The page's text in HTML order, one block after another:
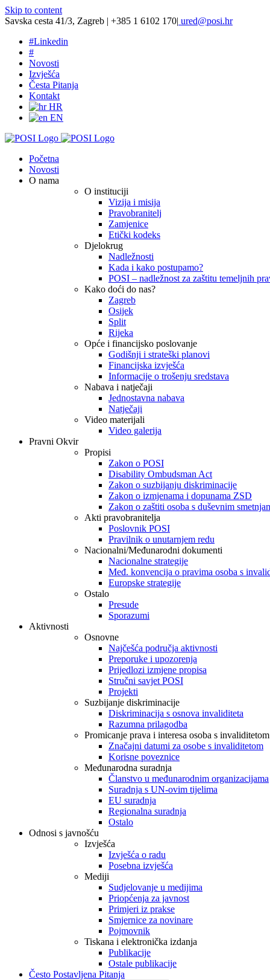
Skip to content
Savska cesta 41/3, Zagreb | +385 1 6102 170| ured@posi.hr
#Linkedin
#
Novosti
Izvješća
Česta Pitanja
Kontakt
HR
EN
Početna
Novosti
O nama
O instituciji
Vizija i misija
Pravobranitelj
Zamjenice
Etički kodeks
Djelokrug
Nadležnosti
Kada i kako postupamo?
POSI – nadležnost za zaštitu temeljnih
Kako doći do nas?
Zagreb
Osijek
Split
Rijeka
Opće i financijsko poslovanje
Godišnji i strateški planovi
Financijska izvješća
Informacije o trošenju sredstava
Nabava i natječaji
Jednostavna nabava
Natječaji
Video materijali
Video galerija
Pravni Okvir
Propisi
Zakon o POSI
Disability Ombudsman Act
Zakon o suzbijanju diskriminacije
Zakon o izmjenama i dopunama ZSD
Zakon o zaštiti osoba s duševnim
Akti pravobranitelja
Poslovnik POSI
Pravilnik o unutarnjem redu
Nacionalni/Međunarodni dokumenti
Nacionalne strategije
Međ. konvencija o pravima osoba s
Europske strategije
Ostalo
Presude
Sporazumi
Aktivnosti
Osnovne
Najčešća područja aktivnosti
Preporuke i upozorenja
Prijedlozi izmjene propisa
Stručni savjet POSI
Projekti
Suzbijanje diskriminacije
Diskriminacija s osnova invaliditeta
Razumna prilagodba
Promicanje prava i interesa osoba s invaliditetom
Značajni datumi za osobe s invaliditetom
Korisne poveznice
Međunarodna suradnja
Članstvo u međunarodnim organizacijama
Suradnja s UN-ovim tijelima
EU suradnja
Regionalna suradnja
Ostalo
Odnosi s javnošću
Izvješća
Izvješća o radu
Posebna izvješća
Mediji
Sudjelovanje u medijima
Priopćenja za javnost
Primjeri iz prakse
Smjernice za novinare
Pojmovnik
Tiskana i elektronička izdanja
Publikacije
Ostale publikacije
Često Postavljena Pitanja